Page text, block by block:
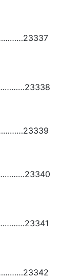
23337
23338
23339
23340
23341
23342